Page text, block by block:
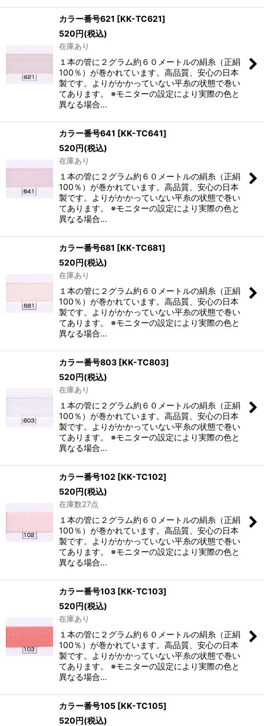
カラー番号621 [KK-TC621]
520円(税込)
在庫あり
１本の管に２グラム約６０メートルの絹糸（正絹
100％）が巻かれています。高品質、安心の日本
製です。よりがかかっていない平糸の状態で巻い
てあります。 ※モニターの設定により実際の色と
異なる場合…
カラー番号641 [KK-TC641]
520円(税込)
在庫あり
１本の管に２グラム約６０メートルの絹糸（正絹
100％）が巻かれています。高品質、安心の日本
製です。よりがかかっていない平糸の状態で巻い
てあります。 ※モニターの設定により実際の色と
異なる場合…
カラー番号681 [KK-TC681]
520円(税込)
在庫あり
１本の管に２グラム約６０メートルの絹糸（正絹
100％）が巻かれています。高品質、安心の日本
製です。よりがかかっていない平糸の状態で巻い
てあります。 ※モニターの設定により実際の色と
異なる場合…
カラー番号803 [KK-TC803]
520円(税込)
在庫あり
１本の管に２グラム約６０メートルの絹糸（正絹
100％）が巻かれています。高品質、安心の日本
製です。よりがかかっていない平糸の状態で巻い
てあります。 ※モニターの設定により実際の色と
異なる場合…
カラー番号102 [KK-TC102]
520円(税込)
在庫数27点
１本の管に２グラム約６０メートルの絹糸（正絹
100％）が巻かれています。高品質、安心の日本
製です。よりがかかっていない平糸の状態で巻い
てあります。 ※モニターの設定により実際の色と
異なる場合…
カラー番号103 [KK-TC103]
520円(税込)
在庫あり
１本の管に２グラム約６０メートルの絹糸（正絹
100％）が巻かれています。高品質、安心の日本
製です。よりがかかっていない平糸の状態で巻い
てあります。 ※モニターの設定により実際の色と
異なる場合…
カラー番号105 [KK-TC105]
520円(税込)